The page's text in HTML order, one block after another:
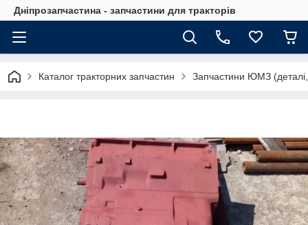
Дніпрозапчастина - запчастини для тракторів
Каталог тракторних запчастин Запчастини ЮМЗ